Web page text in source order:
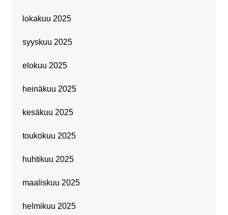
lokakuu 2025
syyskuu 2025
elokuu 2025
heinäkuu 2025
kesäkuu 2025
toukokuu 2025
huhtikuu 2025
maaliskuu 2025
helmikuu 2025